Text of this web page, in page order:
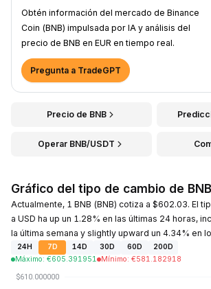
Obtén información del mercado de Binance
Coin (BNB) impulsada por IA y análisis del
precio de BNB en EUR en tiempo real.
Pregunta a TradeGPT
Precio de BNB
Operar BNB/USDT
Gráfico del tipo de cambio de
Actualmente, 1 BNB (BNB) cotiza a $602.03. El
a USD ha up un 1.28% en las últimas 24 horas,
la última semana y slightly upward un 4.34% en
24H 7D 14D 30D 60D
200D
Máximo: €605.391951 Mínimo: €581.182918